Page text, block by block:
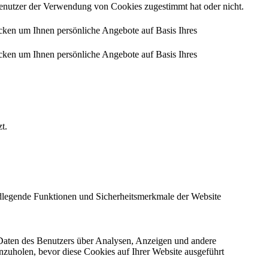
der Verwendung von Cookies zugestimmt hat oder nicht.
um Ihnen persönliche Angebote auf Basis Ihres
um Ihnen persönliche Angebote auf Basis Ihres
Funktionen und Sicherheitsmerkmale der Website
des Benutzers über Analysen, Anzeigen und andere
bevor diese Cookies auf Ihrer Website ausgeführt